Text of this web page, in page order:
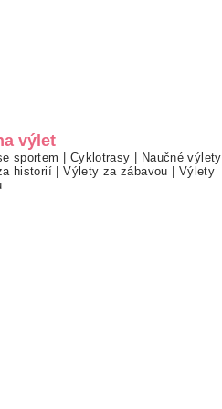
výlet
sportem | Cyklotrasy | Naučné výlety
historií |Výlety za zábavou | Výlety